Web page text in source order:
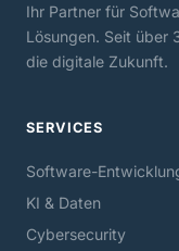
Ihr Partner für
Lösungen. Seit über
die digitale Zukunft.
SERVICES
Software-
KI & Daten
Cybersecurity